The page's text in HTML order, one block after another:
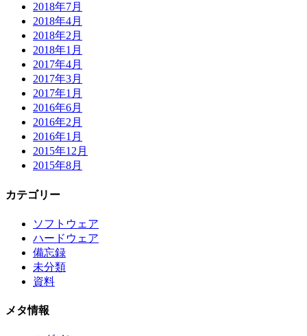
2018年7月
2018年4月
2018年2月
2018年1月
2017年4月
2017年3月
2017年1月
2016年6月
2016年2月
2016年1月
2015年12月
2015年8月
カテゴリー
ソフトウェア
ハードウェア
備忘録
未分類
資料
メタ情報